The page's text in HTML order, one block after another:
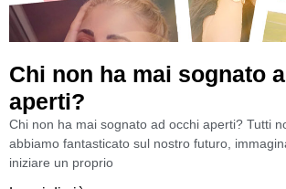
Chi non ha mai sognato
aperti?
Chi non ha mai sognato ad occhi aperti? Tutti
abbiamo fantasticato sul nostro futuro,
iniziare un proprio